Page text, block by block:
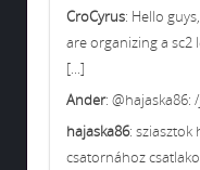
CroCyrus: Hello
are organizing a sc2
[...]
Ander: @hajaska86:
hajaska86: sziasztok
csatornához